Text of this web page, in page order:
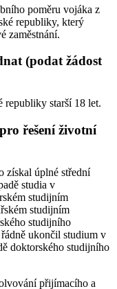
poměru vojáka z
republiky, který
zaměstnání.
(podat žádost
republiky starší 18 let.
řešení životní
získal úplné střední
studia v
studijním
studijním
studijního
ukončil studium v
doktorského studijního
přijímacího a